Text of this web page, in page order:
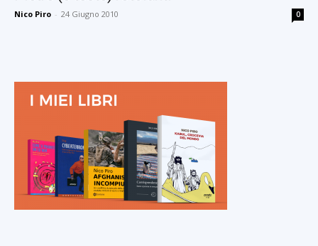
Nico Piro - 24 Giugno 2010 0